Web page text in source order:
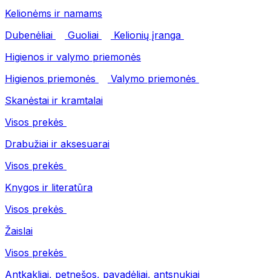
Kelionėms ir namams
Dubenėliai
Guoliai
Kelionių įranga
Higienos ir valymo priemonės
Higienos priemonės
Valymo priemonės
Skanėstai ir kramtalai
Visos prekės
Drabužiai ir aksesuarai
Visos prekės
Knygos ir literatūra
Visos prekės
Žaislai
Visos prekės
Antkakliai, petnešos, pavadėliai, antsnukiai